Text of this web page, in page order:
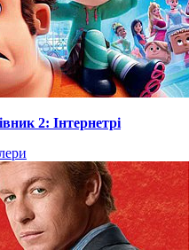
2: Інтернетрі